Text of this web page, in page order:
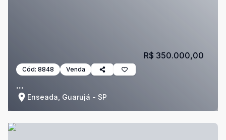
Cód: 8848 Venda
...
Enseada, Guarujá - SP
R$ 350.000,00